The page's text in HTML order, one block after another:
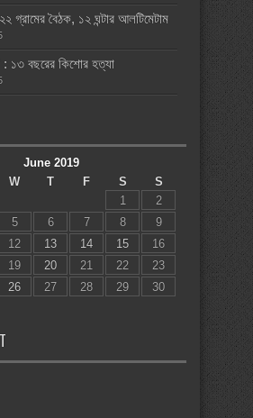
গ্রামের বৈঠক, ১২ ঘন্টার আলটিমেটাম
: ১৩ বছরের কিশোর হত্যা
June 2019
W T F S
S
1
2
5 6 7 8
9
12 13 14 15
16
19 20 21 22
23
26 27 28 29
30